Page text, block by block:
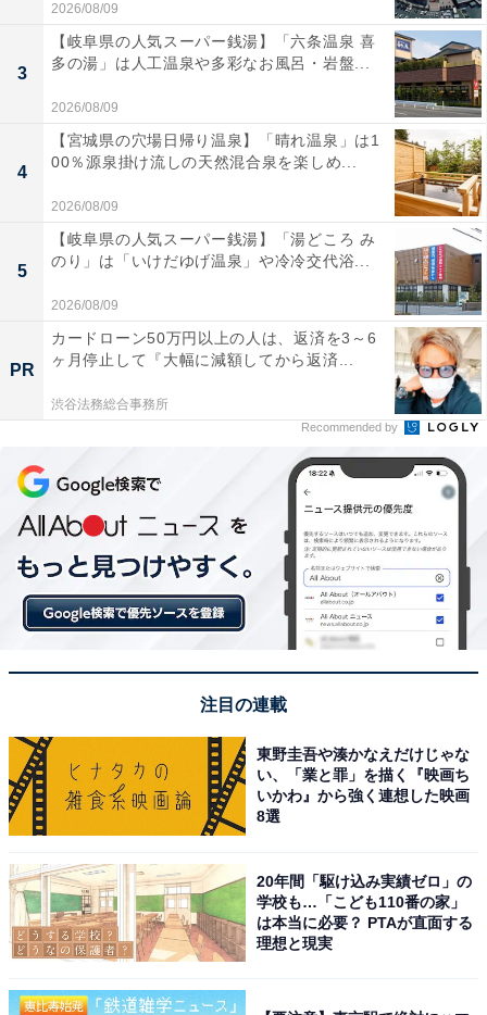
2026/08/09
3
【岐阜県の人気スーパー銭湯】「六条温泉 喜
多の湯」は人工温泉や多彩なお風呂・岩盤...
2026/08/09
4
【宮城県の穴場日帰り温泉】「晴れ温泉」は1
00％源泉掛け流しの天然混合泉を楽しめ...
2026/08/09
5
【岐阜県の人気スーパー銭湯】「湯どころ み
のり」は「いけだゆげ温泉」や冷冷交代浴...
2026/08/09
PR
カードローン50万円以上の人は、返済を3～6
ヶ月停止して『大幅に減額してから返済...
渋谷法務総合事務所
Recommended by
注目の連載
東野圭吾や湊かなえだけじゃな
い、「業と罪」を描く『映画ち
いかわ』から強く連想した映画
8選
20年間「駆け込み実績ゼロ」の
学校も…「こども110番の家」
は本当に必要？ PTAが直面する
理想と現実